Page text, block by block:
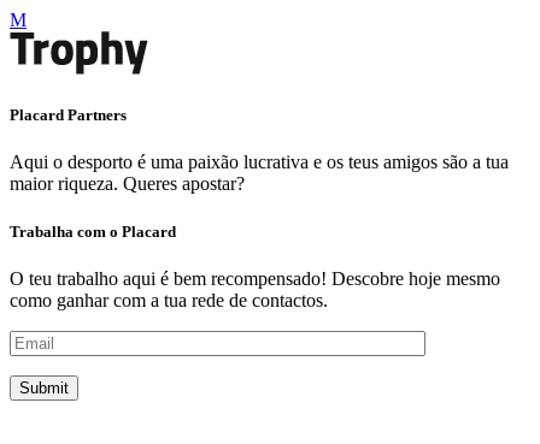
Placard Partners
Aqui o desporto é uma paixão lucrativa e os teus amigos são a tua
maior riqueza. Queres apostar?
Trabalha com o Placard
O teu trabalho aqui é bem recompensado! Descobre hoje mesmo
como ganhar com a tua rede de contactos.